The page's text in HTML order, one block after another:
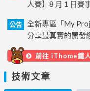
人賽】8 月 1 日賽
公告
全新專區「My
分享最真實的開發
前往 iThome鐵
技術文章